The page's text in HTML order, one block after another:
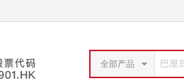
全部产品